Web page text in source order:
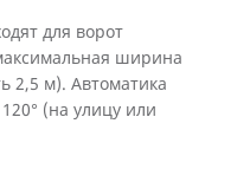
для ворот
ширина
2,5 м). Автоматика
(на улицу или